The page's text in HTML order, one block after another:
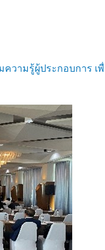
ความรู้ผู้ประกอบการ เ